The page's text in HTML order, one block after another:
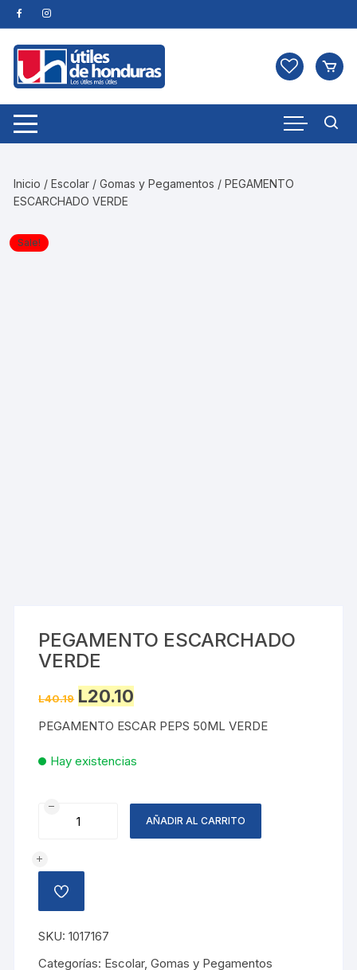
Skip
to
content
Inicio /Escolar /Gomas y Pegamentos / PEGAMENTO
ESCARCHADO VERDE
Sale!
PEGAMENTO ESCARCHADO
VERDE
L40.19 Original
price
L40.19.
L20.10price
L20.10.
PEGAMENTO ESCAR PEPS 50ML VERDE
Hay existencias
PEGAMENTO
ESCARCHADO
cantidad
AÑADIR AL CARRITO
AÑADIR
A
LISTA
DE
DESEOS
SKU:1017167
Categorías: Escolar,Gomas y Pegamentos